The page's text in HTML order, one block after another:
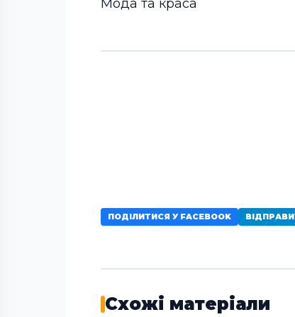
Мода та краса
ПОДІЛИТИСЯ У FACEBOOK
Схожі матеріали